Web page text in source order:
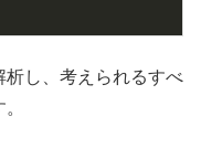
析し、考えられるすべ